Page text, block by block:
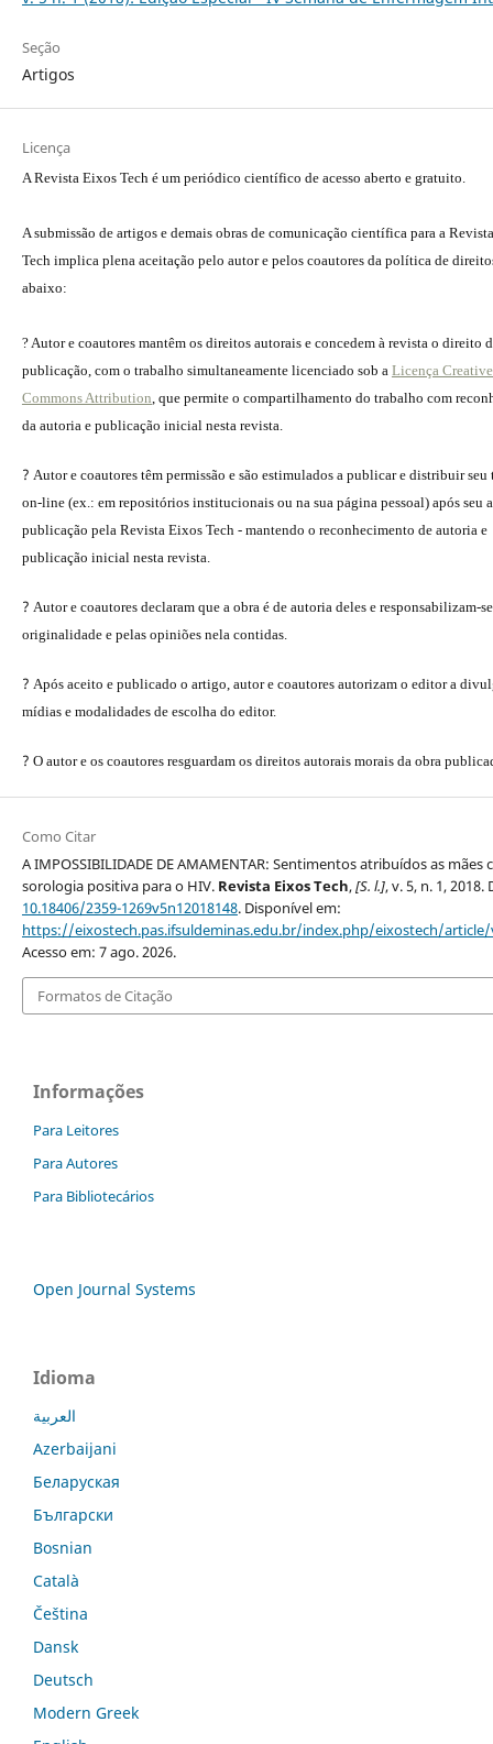
Seção
Artigos
Licença
A Revista Eixos Tech é um periódico científico de acesso aberto e gratuito.
A submissão de artigos e demais obras de comunicação científica para a
Tech implica plena aceitação pelo autor e pelos coautores da política de
abaixo:
? Autor e coautores mantêm os direitos autorais e concedem à revista o direito
publicação, com o trabalho simultaneamente licenciado sob a Licença Creative
Commons Attribution , que permite o compartilhamento do trabalho com
da autoria e publicação inicial nesta revista.
? Autor e coautores têm permissão e são estimulados a publicar e distribuir seu
on-line (ex.: em repositórios institucionais ou na sua página pessoal) após seu
publicação pela Revista Eixos Tech - mantendo o reconhecimento de autoria e
publicação inicial nesta revista.
? Autor e coautores declaram que a obra é de autoria deles e responsabilizam-
originalidade e pelas opiniões nela contidas.
? Após aceito e publicado o artigo, autor e coautores autorizam o editor a
mídias e modalidades de escolha do editor.
? O autor e os coautores resguardam os direitos autorais morais da obra
Como Citar
A IMPOSSIBILIDADE DE AMAMENTAR: Sentimentos atribuídos as mães
sorologia positiva para o HIV. Revista Eixos Tech,[S. l.], v. 5, n. 1, 2018.
10.18406/2359-1269v5n12018148. Disponível em:
https://eixostech.pas.ifsuldeminas.edu.br/index.php/eixostech/
Acesso em: 7 ago. 2026.
Formatos de Citação
Informações
Para Leitores
Para Autores
Para Bibliotecários
Open Journal Systems
Idioma
العربية
Azerbaijani
Беларуская
Български
Bosnian
Català
Čeština
Dansk
Deutsch
Modern Greek